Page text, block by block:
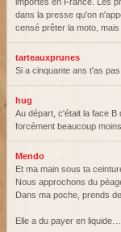
dans la presse qu'on
censé prêter la moto,
tarteauxprunes
Si a cinquante ans t'as
hug
Au départ, c'était la face
forcément beaucoup moins
Mendo
Et ma main sous ta
Nous approchons du
Dans ma poche, prends
Elle a du payer en liquide…